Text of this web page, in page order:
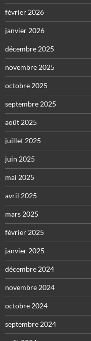
février 2026
janvier 2026
décembre 2025
novembre 2025
octobre 2025
septembre 2025
août 2025
juillet 2025
juin 2025
mai 2025
avril 2025
mars 2025
février 2025
janvier 2025
décembre 2024
novembre 2024
octobre 2024
septembre 2024